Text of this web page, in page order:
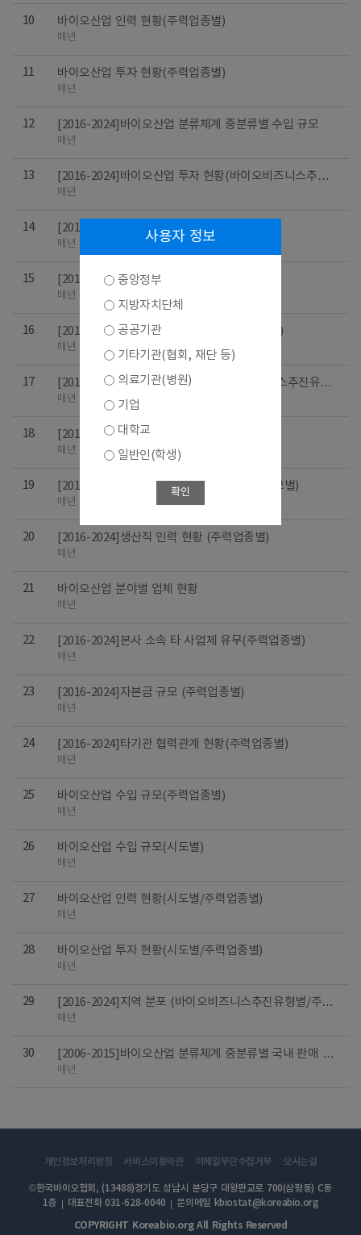
10 바이오산업 인력 현황(주력업종별)
매년
11 바이오산업 투자 현황(주력업종별)
매년
12 [2016-2024]바이오산업 분류체계 중분류별 수입 규모
매년
13
[2016-2024]바이오산업 투자 현황(바이오비즈니스추진
유형별)
매년
14 [2016-2024]지정업체 분포 (주력업종별)
매년
15 [2016-2024]연구직 인력 현황 (종사자규모별)
매년
16 [2016-2024]총 종사자 규모 분포 (주력업종별)
매년
17
[2016-2024]연구직 인력 현황 (바이오비즈니스추진유형
별)
매년
18 [2016-2024]설립년도 분포 (주력업종별)
매년
19 [2016-2024]바이오산업 투자 현황(종사자규모별)
매년
20 [2016-2024]생산직 인력 현황 (주력업종별)
매년
21 바이오산업 분야별 업체 현황
매년
22 [2016-2024]본사 소속 타 사업체 유무(주력업종별)
매년
23 [2016-2024]자본금 규모 (주력업종별)
매년
24 [2016-2024]타기관 협력관계 현황(주력업종별)
매년
25 바이오산업 수입 규모(주력업종별)
매년
26 바이오산업 수입 규모(시도별)
매년
27 바이오산업 인력 현황(시도별/주력업종별)
매년
28 바이오산업 투자 현황(시도별/주력업종별)
매년
29
[2016-2024]지역 분포 (바이오비즈니스추진유형별/주력
업종별)
매년
30
[2006-2015]바이오산업 분류체계 중분류별 국내 판매 및
수출 규모
매년
사용자 정보
중앙정부
지방자치단체
공공기관
기타기관(협회, 재단 등)
의료기관(병원)
기업
대학교
일반인(학생)
확인
개인정보처리방침 서비스이용약관 이메일무단수집거부 오시는길
©한국바이오협회, (13488)경기도 성남시 분당구 대왕판교로 700(삼평동) C동
1층
대표전화 031-628-0040
문의메일 kbiostat@koreabio.org
COPYRIGHT Koreabio.org All Rights Reserved